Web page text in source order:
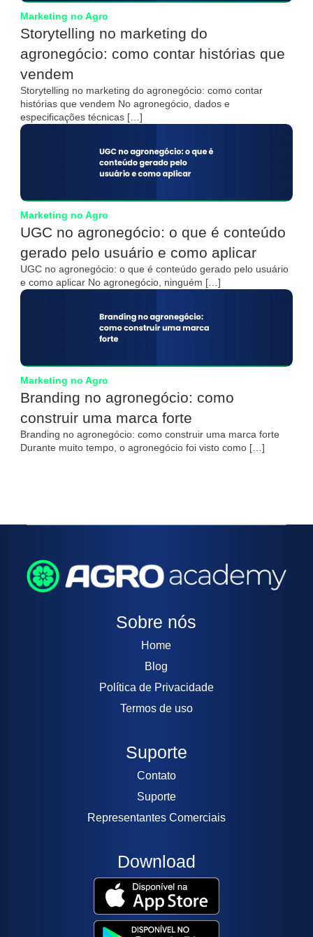
Marketing no Agro
Storytelling no marketing do
agronegócio: como contar histórias que
vendem
Storytelling no marketing do agronegócio: como contar
histórias que vendem No agronegócio, dados e
especificações técnicas […]
Marketing no Agro
UGC no agronegócio: o que é conteúdo
gerado pelo usuário e como aplicar
UGC no agronegócio: o que é conteúdo gerado pelo usuário
e como aplicar No agronegócio, ninguém […]
Marketing no Agro
Branding no agronegócio: como
construir uma marca forte
Branding no agronegócio: como construir uma marca forte
Durante muito tempo, o agronegócio foi visto como […]
Sobre nós
Home
Blog
Política de Privacidade
Termos de uso
Suporte
Contato
Suporte
Representantes Comerciais
Download